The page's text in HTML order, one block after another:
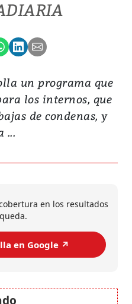
un programa que
los internos, que
de condenas, y
...
en los resultados
en Google ↗️